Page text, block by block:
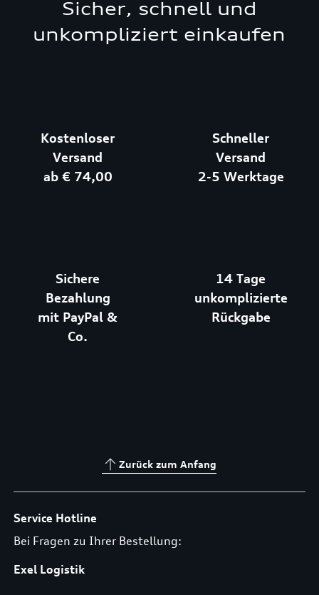
Sicher, schnell und
unkompliziert einkaufen
Kostenloser
Versand
ab € 74,00
Schneller
Versand
2-5 Werktage
Sichere
Bezahlung
mit PayPal &
Co.
14 Tage
unkomplizierte
Rückgabe
Zurück zum Anfang
Service Hotline
Bei Fragen zu Ihrer Bestellung:
Exel Logistik